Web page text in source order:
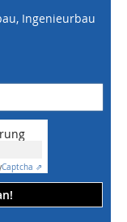
Ingenieurbau
Captcha ⇗